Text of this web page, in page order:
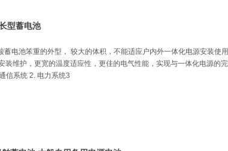
型蓄电池
蓄电池笨重的外型， 较大的体积，不能适应户内外一体化电源安装使
装维护，更宽的温度适应性，更佳的电气性能，实现与一体化电源的
信系统 2. 电力系统3